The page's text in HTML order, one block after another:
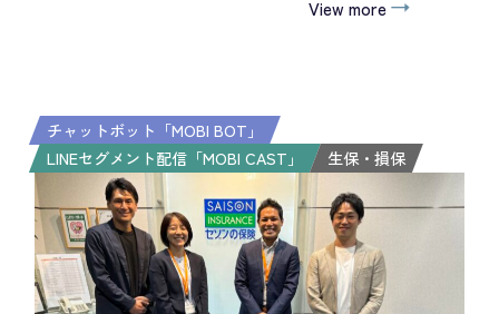
View more
チャットボット「MOBI BOT」
LINEセグメント配信「MOBI CAST」
生保・損保